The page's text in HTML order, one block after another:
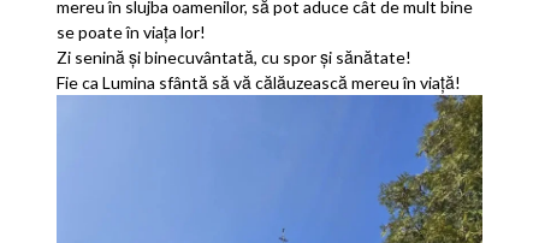
mereu în slujba oamenilor, să pot aduce cât de mult bine
se poate în viața lor!
Zi senină și binecuvântată, cu spor și sănătate!
Fie ca Lumina sfântă să vă călăuzească mereu în viață!